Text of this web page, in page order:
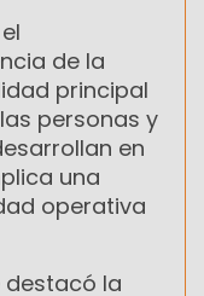
de la
principal
personas y
en
una
operativa
destacó la